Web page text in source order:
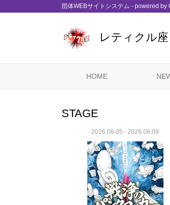
団体WEBサイトシステム - powered by
レティクル座
HOME
STAGE
2026.08.05 - 2026.08.09